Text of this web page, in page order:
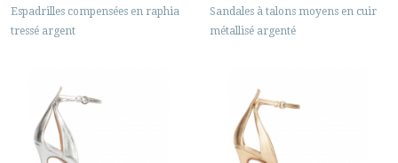
ENGLISH
PAYS: IRELAND
Espadrilles compensées en raphia
tressé argent
Sandales à talons moyens en cuir
métallisé argenté